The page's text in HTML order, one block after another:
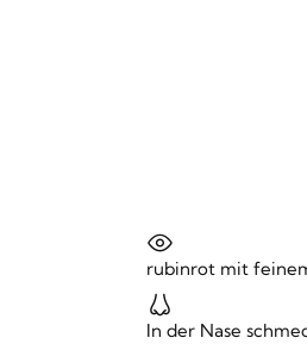
rubinrot mit
In der Nase